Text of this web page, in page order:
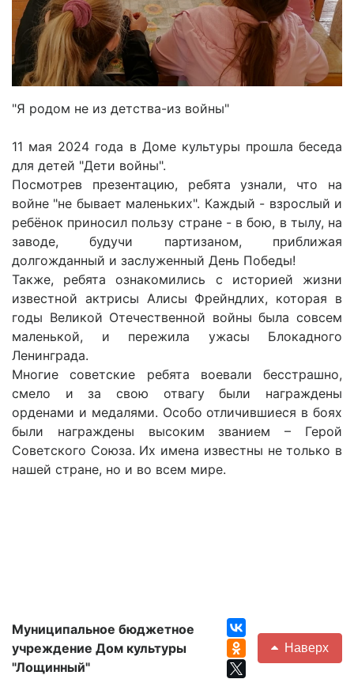
"Я родом не из детства-из войны"
11 мая 2024 года в Доме культуры прошла беседа
для детей "Дети войны".
Посмотрев презентацию, ребята узнали, что на
войне "не бывает маленьких". Каждый - взрослый и
ребёнок приносил пользу стране - в бою, в тылу, на
заводе, будучи партизаном, приближая
долгожданный и заслуженный День Победы!
Также, ребята ознакомились с историей жизни
известной актрисы Алисы Фрейндлих, которая в
годы Великой Отечественной войны была совсем
маленькой, и пережила ужасы Блокадного
Ленинграда.
Многие советские ребята воевали бесстрашно,
смело и за свою отвагу были награждены
орденами и медалями. Особо отличившиеся в боях
были награждены высоким званием – Герой
Советского Союза. Их имена известны не только в
нашей стране, но и во всем мире.
Муниципальное бюджетное
учреждение Дом культуры
"Лощинный"
Наверх